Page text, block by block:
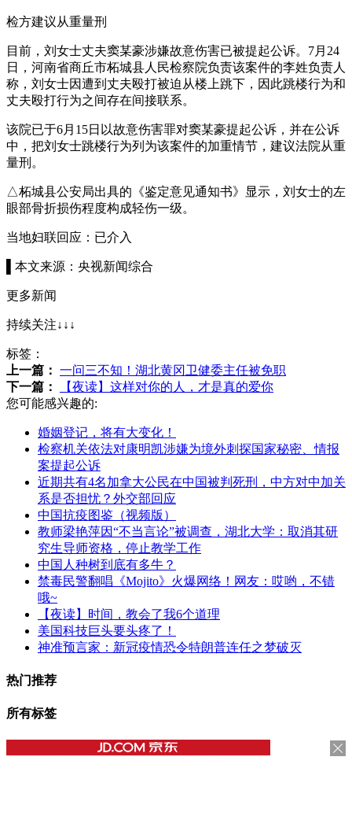
检方建议从重量刑
目前，刘女士丈夫窦某豪涉嫌故意伤害已被提起公诉。7月24
日，河南省商丘市柘城县人民检察院负责该案件的李姓负责人
称，刘女士因遭到丈夫殴打被迫从楼上跳下，因此跳楼行为和
丈夫殴打行为之间存在间接联系。
该院已于6月15日以故意伤害罪对窦某豪提起公诉，并在公诉
中，把刘女士跳楼行为列为该案件的加重情节，建议法院从重
量刑。
△柘城县公安局出具的《鉴定意见通知书》显示，刘女士的左
眼部骨折损伤程度构成轻伤一级。
当地妇联回应：已介入
▌本文来源：央视新闻综合
更多新闻
持续关注↓↓↓
标签：
上一篇： 一问三不知！湖北黄冈卫健委主任被免职
下一篇：
【夜读】这样对你的人，才是真的爱你
您可能感兴趣的:
婚姻登记，将有大变化！
检察机关依法对康明凯涉嫌为境外刺探国家秘密、情报
案提起公诉
近期共有4名加拿大公民在中国被判死刑，中方对中加关
系是否担忧？外交部回应
中国抗疫图鉴（视频版）
教师梁艳萍因“不当言论”被调查，湖北大学：取消其研
究生导师资格，停止教学工作
中国人种树到底有多牛？
禁毒民警翻唱《Mojito》火爆网络！网友：哎哟，不错
哦~
【夜读】时间，教会了我6个道理
美国科技巨头要头疼了！
神准预言家：新冠疫情恐令特朗普连任之梦破灭
热门推荐
所有标签